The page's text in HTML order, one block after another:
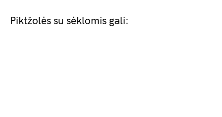
Piktžolės su sėklomis gali: